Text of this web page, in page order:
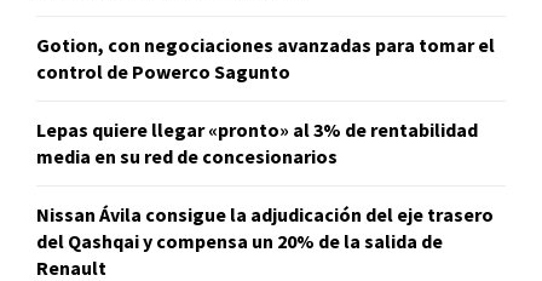
Gotion, con negociaciones avanzadas para tomar el
control de Powerco Sagunto
Lepas quiere llegar «pronto» al 3% de rentabilidad
media en su red de concesionarios
Nissan Ávila consigue la adjudicación del eje trasero
del Qashqai y compensa un 20% de la salida de
Renault